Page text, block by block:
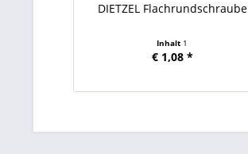
DIETZEL Flachrundschraube
Inhalt 1
€ 1,08 *